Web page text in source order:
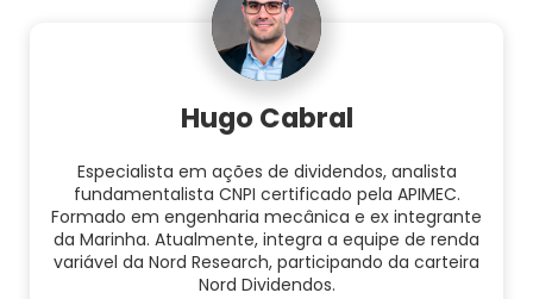
Hugo Cabral
Especialista em ações de dividendos, analista
fundamentalista CNPI certificado pela APIMEC.
Formado em engenharia mecânica e ex integrante
da Marinha. Atualmente, integra a equipe de renda
variável da Nord Research, participando da carteira
Nord Dividendos.